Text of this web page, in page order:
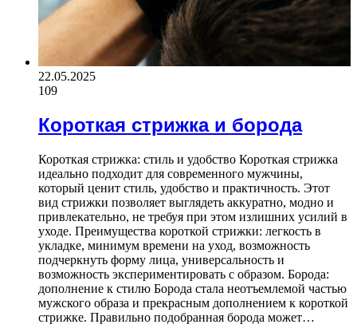
22.05.2025
109
Короткая стрижка и борода
Короткая стрижка: стиль и удобство Короткая стрижка
идеально подходит для современного мужчины,
который ценит стиль, удобство и практичность. Этот
вид стрижки позволяет выглядеть аккуратно, модно и
привлекательно, не требуя при этом излишних усилий в
уходе. Преимущества короткой стрижки: легкость в
укладке, минимум времени на уход, возможность
подчеркнуть форму лица, универсальность и
возможность экспериментировать с образом. Борода:
дополнение к стилю Борода стала неотъемлемой частью
мужского образа и прекрасным дополнением к короткой
стрижке. Правильно подобранная борода может…